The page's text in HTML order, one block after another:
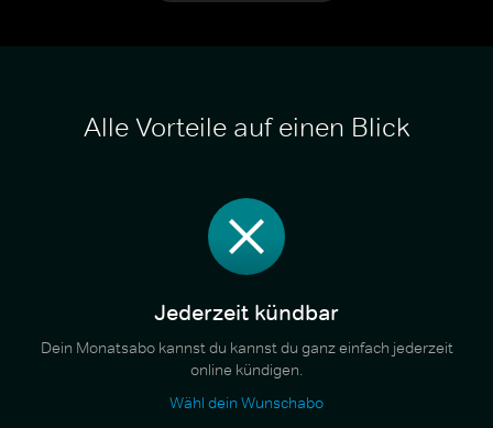
Alle Vorteile auf einen Blick
Jederzeit kündbar
Dein Monatsabo kannst du kannst du ganz einfach jederzeit
online kündigen.
Wähl dein Wunschabo